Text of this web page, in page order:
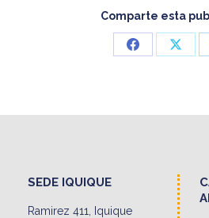
Comparte esta
Share
Share
SEDE IQUIQUE
Ramirez 411, Iquique